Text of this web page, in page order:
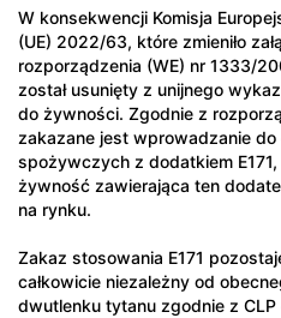
W konsekwencji Komisja
(UE) 2022/63, które zmieniło
rozporządzenia (WE) nr 1333/
został usunięty z unijnego
do żywności. Zgodnie z
zakazane jest wprowadzanie
spożywczych z dodatkiem
żywność zawierająca ten
na rynku.
Zakaz stosowania E171
całkowicie niezależny od
dwutlenku tytanu zgodnie z